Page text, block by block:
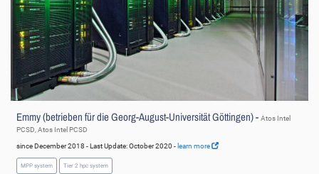
Emmy (betrieben für die Georg-August-Universität Göttingen) - Atos Intel
PCSD, Atos Intel PCSD
since December 2018 - Last Update: October 2020 - learn more
MPP system Tier 2 hpc system